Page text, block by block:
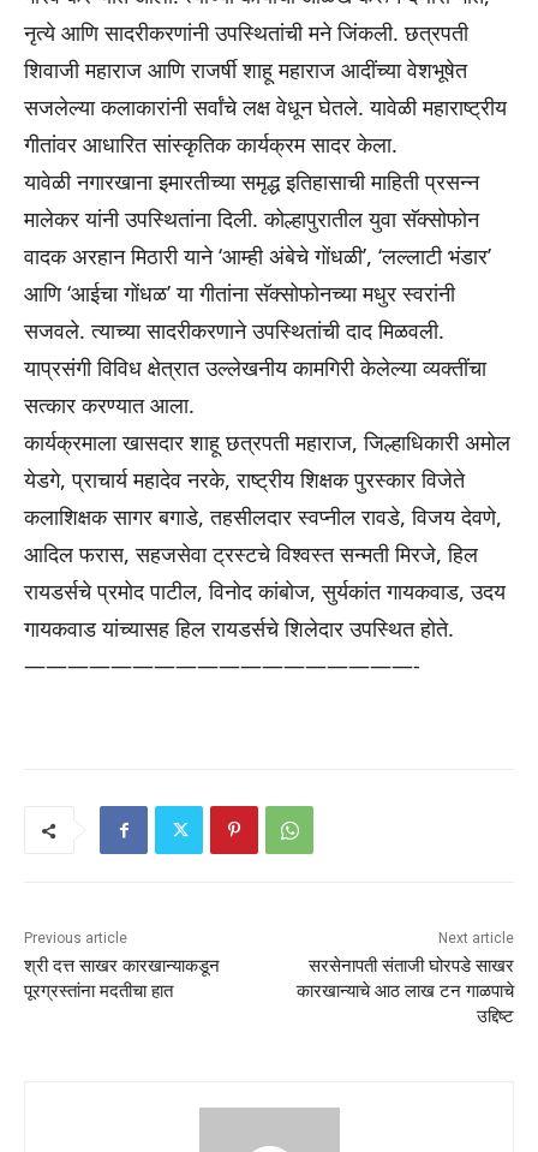
नृत्ये आणि सादरीकरणांनी उपस्थितांची मने जिंकली. छत्रपती
शिवाजी महाराज आणि राजर्षी शाहू महाराज आदींच्या वेशभूषेत
सजलेल्या कलाकारांनी सर्वांचे लक्ष वेधून घेतले. यावेळी महाराष्ट्रीय
गीतांवर आधारित सांस्कृतिक कार्यक्रम सादर केला.
यावेळी नगारखाना इमारतीच्या समृद्ध इतिहासाची माहिती प्रसन्न
मालेकर यांनी उपस्थितांना दिली. कोल्हापुरातील युवा सॅक्सोफोन
वादक अरहान मिठारी याने ‘आम्ही अंबेचे गोंधळी’, ‘लल्लाटी भंडार’
आणि ‘आईचा गोंधळ’ या गीतांना सॅक्सोफोनच्या मधुर स्वरांनी
सजवले. त्याच्या सादरीकरणाने उपस्थितांची दाद मिळवली.
याप्रसंगी विविध क्षेत्रात उल्लेखनीय कामगिरी केलेल्या व्यक्तींचा
सत्कार करण्यात आला.
कार्यक्रमाला खासदार शाहू छत्रपती महाराज, जिल्हाधिकारी अमोल
येडगे, प्राचार्य महादेव नरके, राष्ट्रीय शिक्षक पुरस्कार विजेते
कलाशिक्षक सागर बगाडे, तहसीलदार स्वप्नील रावडे, विजय देवणे,
आदिल फरास, सहजसेवा ट्रस्टचे विश्वस्त सन्मती मिरजे, हिल
रायडर्सचे प्रमोद पाटील, विनोद कांबोज, सुर्यकांत गायकवाड, उदय
गायकवाड यांच्यासह हिल रायडर्सचे शिलेदार उपस्थित होते.
——————————————————-
Previous article
श्री दत्त साखर कारखान्याकडून
पूरग्रस्तांना मदतीचा हात
Next article
सरसेनापती संताजी घोरपडे साखर
कारखान्याचे आठ लाख टन गाळपाचे
उद्दिष्ट